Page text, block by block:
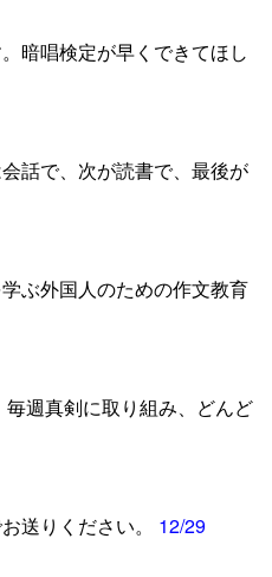
暗唱検定が早くできてほし
話で、次が読書で、最後が
ぶ外国人のための作文教育
週真剣に取り組み、どんど
送りください。
12/29